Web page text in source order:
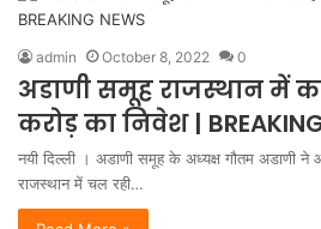
admin October 8, 2022 0
अडाणी समूह राजस्थान में
करोड़ का निवेश |
नयी दिल्ली । अडाणी समूह के अध्यक्ष गौतम अडाणी
राजस्थान में चल रही…